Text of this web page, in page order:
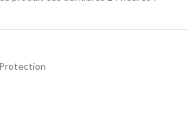
Protection